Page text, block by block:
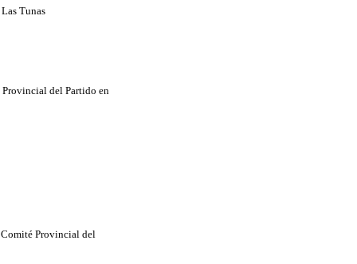
Tunas
del Partido en
Provincial del